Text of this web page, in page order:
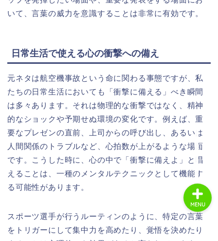
いて、言葉の威力を意識することは非常に有効です。
日常生活で使える心の衝撃への備え
元ネタは航空機事故という命に関わる事態ですが、私
たちの日常生活においても「衝撃に備える」べき瞬間
は多々あります。それは物理的な衝撃ではなく、精神
的なショックや予期せぬ環境の変化です。例えば、重
要なプレゼンの直前、上司からの呼び出し、あるいは
人間関係のトラブルなど、心拍数が上がるような場面
です。こうした時に、心の中で「衝撃に備えよ」と唱
えることは、一種のメンタルテクニックとして機能す
る可能性があります。
スポーツ選手が行うルーティンのように、特定の言葉
をトリガーにして集中力を高めたり、覚悟を決めたり
MENU
ホーム
商品レビュー
ライフスタイル
趣味・エンタメ